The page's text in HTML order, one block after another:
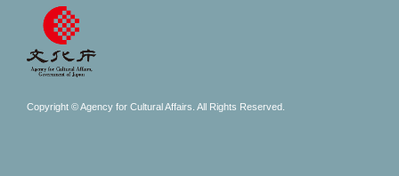
Copyright © Agency for Cultural Affairs. All Rights Reserved.